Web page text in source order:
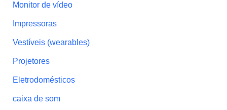
Monitor de vídeo
Impressoras
Vestíveis (wearables)
Projetores
Eletrodomésticos
caixa de som